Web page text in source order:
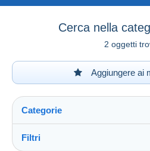
Cerca nella
2 oggetti
Aggiungere ai
Categorie
Filtri